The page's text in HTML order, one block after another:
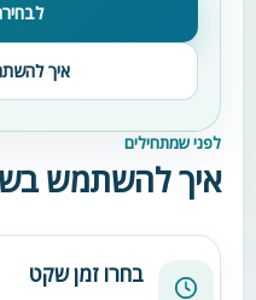
איך
לפני שמתחילים
איך להשתמש
בחרו זמן שקט